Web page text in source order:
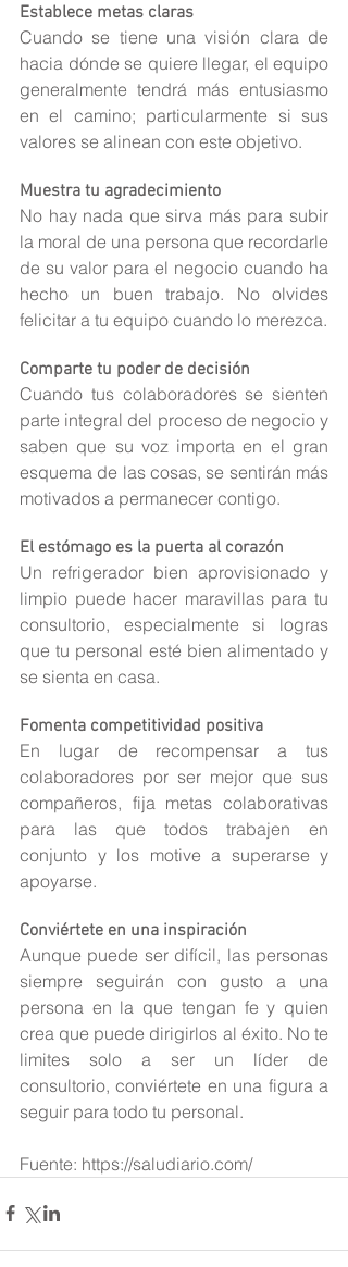
Establece metas claras
Cuando se tiene una visión clara de
hacia dónde se quiere llegar, el equipo
generalmente tendrá más entusiasmo
en el camino; particularmente si sus
valores se alinean con este objetivo.
Muestra tu agradecimiento
No hay nada que sirva más para subir
la moral de una persona que recordarle
de su valor para el negocio cuando ha
hecho un buen trabajo. No olvides
felicitar a tu equipo cuando lo merezca.
Comparte tu poder de decisión
Cuando tus colaboradores se sienten
parte integral del proceso de negocio y
saben que su voz importa en el gran
esquema de las cosas, se sentirán más
motivados a permanecer contigo.
El estómago es la puerta al corazón
Un refrigerador bien aprovisionado y
limpio puede hacer maravillas para tu
consultorio, especialmente si logras
que tu personal esté bien alimentado y
se sienta en casa.
Fomenta competitividad positiva
En lugar de recompensar a tus
colaboradores por ser mejor que sus
compañeros, fija metas colaborativas
para las que todos trabajen en
conjunto y los motive a superarse y
apoyarse.
Conviértete en una inspiración
Aunque puede ser difícil, las personas
siempre seguirán con gusto a una
persona en la que tengan fe y quien
crea que puede dirigirlos al éxito. No te
limites solo a ser un líder de
consultorio, conviértete en una figura a
seguir para todo tu personal.
Fuente: https://saludiario.com/